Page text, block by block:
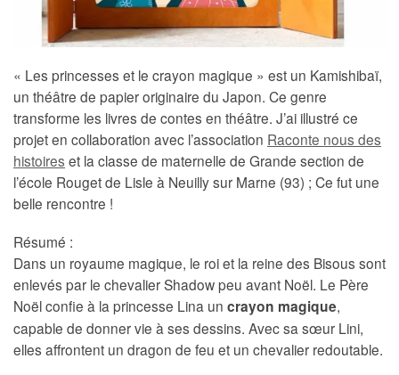
« Les princesses et le crayon magique » est un Kamishibaï,
un théâtre de papier originaire du Japon. Ce genre
transforme les livres de contes en théâtre. J’ai illustré ce
projet en collaboration avec l’association Raconte nous des
histoires et la classe de maternelle de Grande section de
l’école Rouget de Lisle à Neuilly sur Marne (93) ; Ce fut une
belle rencontre !
Résumé :
Dans un royaume magique, le roi et la reine des Bisous sont
enlevés par le chevalier Shadow peu avant Noël. Le Père
Noël confie à la princesse Lina un crayon magique,
capable de donner vie à ses dessins. Avec sa sœur Lini,
elles affrontent un dragon de feu et un chevalier redoutable.